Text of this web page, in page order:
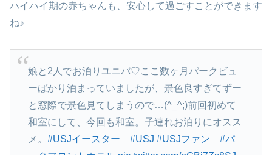
ハイハイ期の赤ちゃんも、安心して過ごすことができます
ね♪
娘と2人でお泊りユニバ♡ここ数ヶ月パークビュ
ーばかり泊まっていましたが、景色良すぎてずー
と窓際で景色見てしまうので…(^_^;)前回初めて
和室にして、今回も和室。子連れお泊りにオスス
メ。 #USJイースター #USJ #USJファン
#パ